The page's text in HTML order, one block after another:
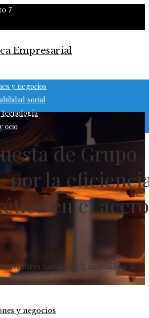
7
y negocios
social
tecnología
ocio
negocios
de Grupo
por la
en el acero
Andres Silva Hace 2 mesesHace 2
y negocios